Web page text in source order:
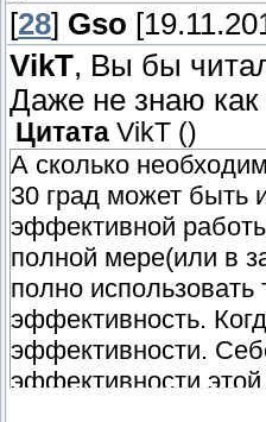
[28] Gso
VikT, Вы бы
Даже не знаю как
Цитата VikT ()
А сколько
30 град может быть
эффективной
полной мере(или в
полно
эффективность.
эффективности.
эффективности